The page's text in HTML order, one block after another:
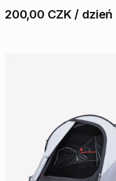
200,00 CZK / dzień